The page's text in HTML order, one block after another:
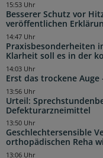
Besserer Schutz vor
veröffentlichen
15:53 Uhr
Praxisbesonderheiten
Klarheit soll es in der
14:47 Uhr
Erst das trockene
14:03 Uhr
Urteil:
Defekturarzneimittel
13:56 Uhr
Geschlechtersensible
orthopädischen Reha
13:50 Uhr
13:06 Uhr